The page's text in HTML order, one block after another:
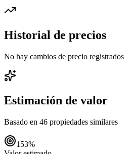
Historial de precios
No hay cambios de precio registrados
Estimación de valor
Basado en 46 propiedades similares
153%